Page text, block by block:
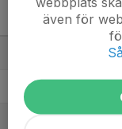
F2011- 3B
2. Enskede IK 3
även för